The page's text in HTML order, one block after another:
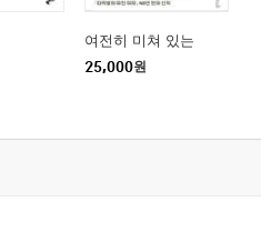
여전히 미쳐 있는
25,000원